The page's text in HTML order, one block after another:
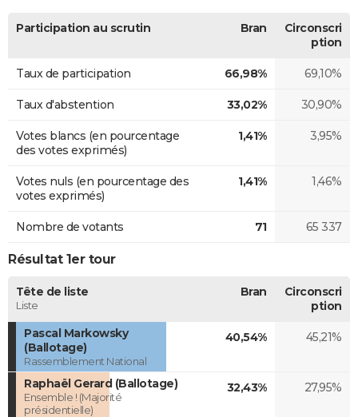
Participation au scrutin Bran
Circonscri
ption
Taux de participation 66,98% 69,10%
Taux d'abstention 33,02% 30,90%
Votes blancs (en pourcentage
des votes exprimés)
1,41% 3,95%
Votes nuls (en pourcentage des
votes exprimés)
1,41% 1,46%
Nombre de votants 71 65 337
Résultat 1er tour
Tête de liste
Liste
Bran
Circonscri
ption
Pascal Markowsky
(Ballotage)
Rassemblement National
40,54% 45,21%
Raphaël Gerard (Ballotage)
Ensemble ! (Majorité
présidentielle)
32,43% 27,95%